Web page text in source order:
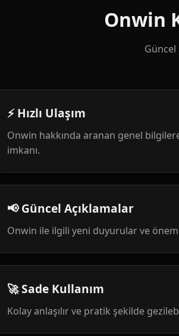
Onwin
Güncel
⚡ Hızlı Ulaşım
Onwin hakkında aranan genel
imkanı.
📢 Güncel Açıklamalar
Onwin ile ilgili yeni duyurular ve
🚀 Sade Kullanım
Kolay anlaşılır ve pratik şekilde